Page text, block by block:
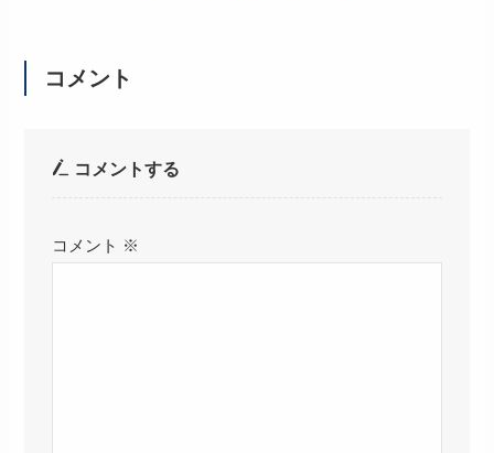
コメント
コメントする
コメント ※